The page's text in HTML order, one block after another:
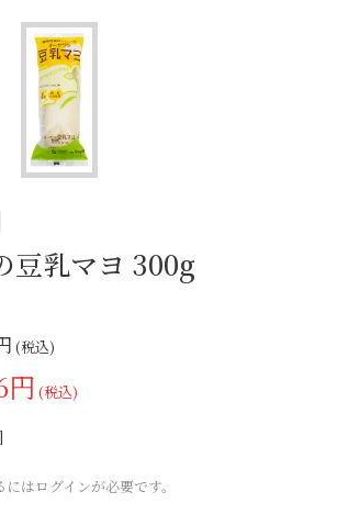
豆乳マヨ 300g
税込
税込
はログインが必要です。